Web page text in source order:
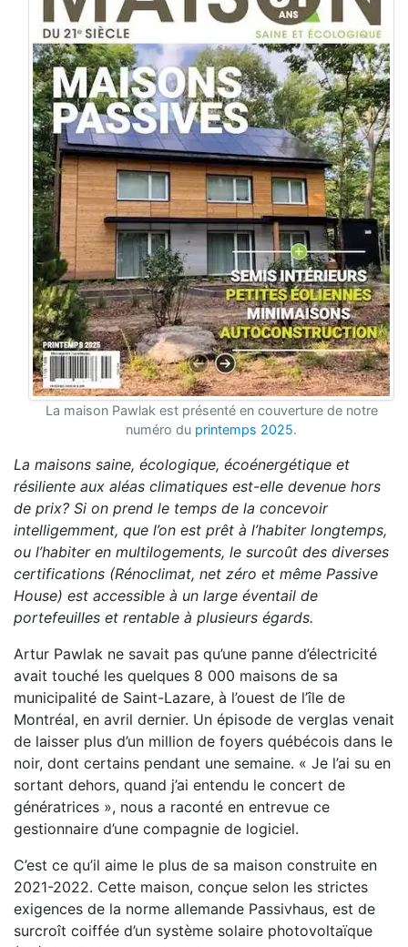
La maison Pawlak est présenté en couverture de notre
numéro du printemps 2025.
La maisons saine, écologique, écoénergétique et
résiliente aux aléas climatiques est-elle devenue hors
de prix? Si on prend le temps de la concevoir
intelligemment, que l’on est prêt à l’habiter longtemps,
ou l’habiter en multilogements, le surcoût des diverses
certifications (Rénoclimat, net zéro et même Passive
House) est accessible à un large éventail de
portefeuilles et rentable à plusieurs égards.
Artur Pawlak ne savait pas qu’une panne d’électricité
avait touché les quelques 8 000 maisons de sa
municipalité de Saint-Lazare, à l’ouest de l’île de
Montréal, en avril dernier. Un épisode de verglas venait
de laisser plus d’un million de foyers québécois dans le
noir, dont certains pendant une semaine. « Je l’ai su en
sortant dehors, quand j’ai entendu le concert de
génératrices », nous a raconté en entrevue ce
gestionnaire d’une compagnie de logiciel.
C’est ce qu’il aime le plus de sa maison construite en
2021-2022. Cette maison, conçue selon les strictes
exigences de la norme allemande Passivhaus, est de
surcroît coiffée d’un système solaire photovoltaïque